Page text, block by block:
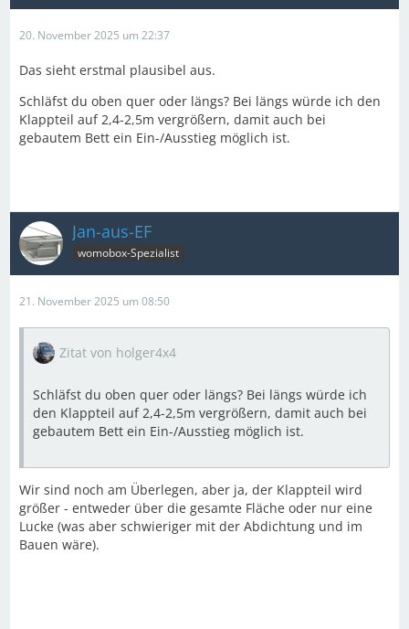
20. November 2025 um 22:37
Das sieht erstmal plausibel aus.
Schläfst du oben quer oder längs? Bei längs würde ich den
Klappteil auf 2,4-2,5m vergrößern, damit auch bei
gebautem Bett ein Ein-/Ausstieg möglich ist.
Jan-aus-EF
womobox-Spezialist
21. November 2025 um 08:50
Zitat von holger4x4
Schläfst du oben quer oder längs? Bei längs würde ich
den Klappteil auf 2,4-2,5m vergrößern, damit auch bei
gebautem Bett ein Ein-/Ausstieg möglich ist.
Wir sind noch am Überlegen, aber ja, der Klappteil wird
größer - entweder über die gesamte Fläche oder nur eine
Lucke (was aber schwieriger mit der Abdichtung und im
Bauen wäre).